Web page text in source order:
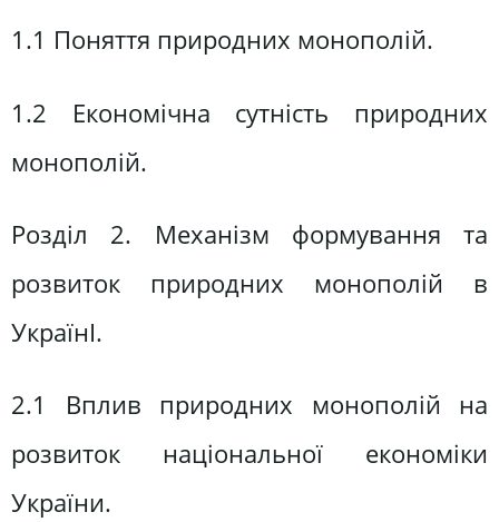
1.1 Поняття природних монополій.
1.2 Економічна сутність природних
монополій.
Розділ 2. Механізм формування та
розвиток природних монополій в
УкраїнІ.
2.1 Вплив природних монополій на
розвиток національної економіки
України.